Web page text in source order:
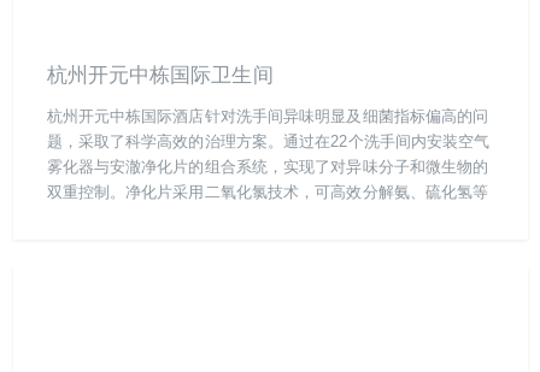
杭州开元中栋国际卫生间
杭州开元中栋国际酒店针对洗手间异味明显及细菌指标偏高的问
题，采取了科学高效的治理方案。通过在22个洗手间内安装空气
雾化器与安澈净化片的组合系统，实现了对异味分子和微生物的
双重控制。净化片采用二氧化氯技术，可高效分解氨、硫化氢等